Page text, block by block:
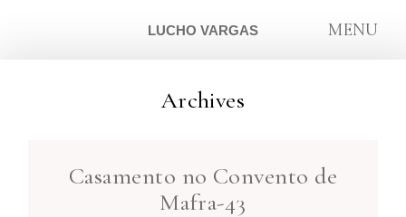
LUCHO VARGAS MENU
Archives
Casamento no Convento de
Mafra-43
SOBRE